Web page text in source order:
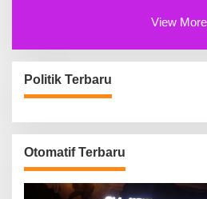
View More
Politik Terbaru
Otomatif Terbaru